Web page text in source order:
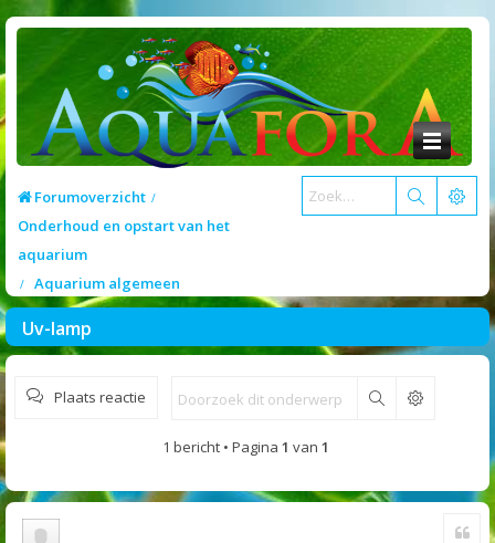
Forumoverzicht
Onderhoud en opstart van het
aquarium
Aquarium algemeen
Uv-lamp
Plaats reactie Zoek
1 bericht • Pagina 1 van 1